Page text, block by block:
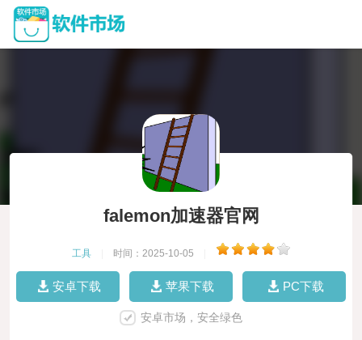
falemon加速器官网
工具 时间：2025-10-05
安卓下载 苹果下载 PC下载
安卓市场，安全绿色